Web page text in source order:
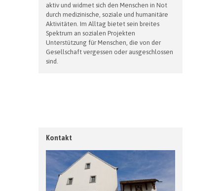
aktiv und widmet sich den Menschen in Not
durch medizinische, soziale und humanitäre
Aktivitäten. Im Alltag bietet sein breites
Spektrum an sozialen Projekten
Unterstützung für Menschen, die von der
Gesellschaft vergessen oder ausgeschlossen
sind.
Kontakt